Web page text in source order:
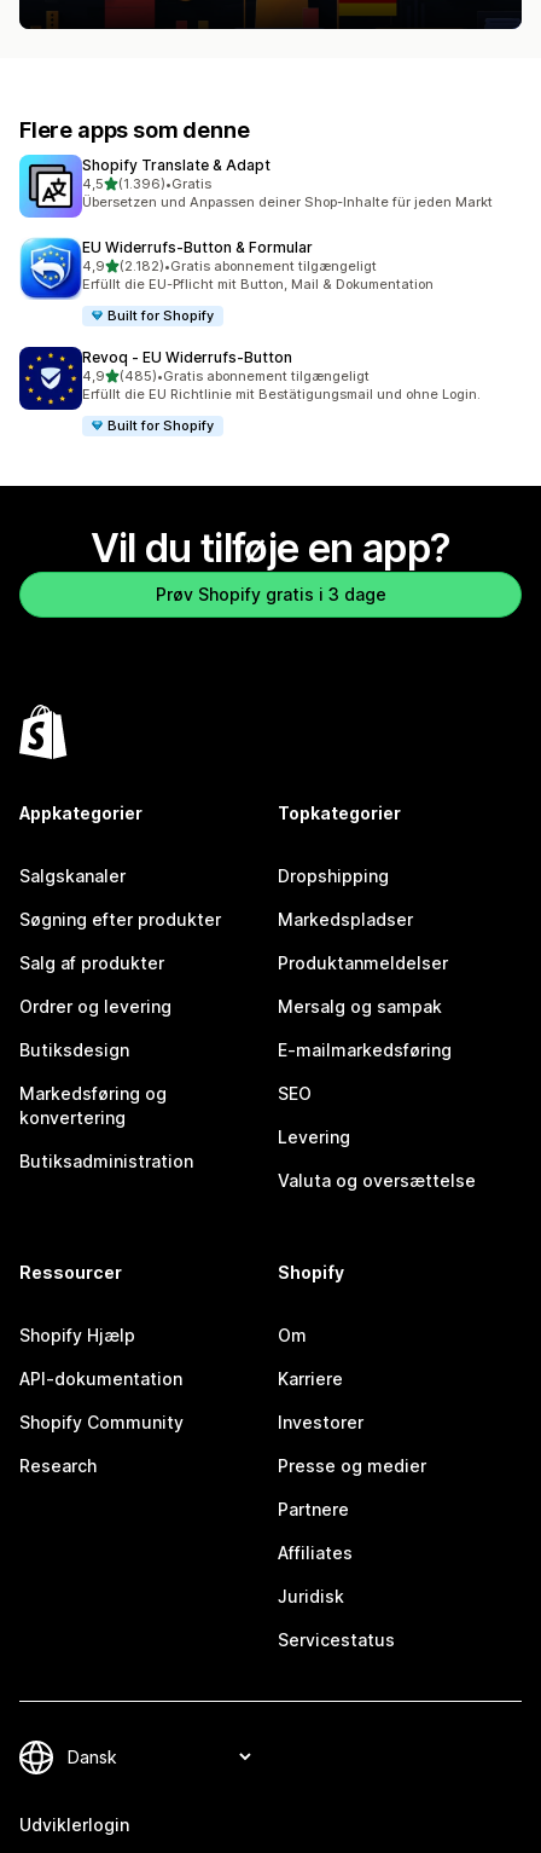
Flere apps som denne
Shopify Translate & Adapt
4,5ud af 5 stjerner
(1.396)
1396 anmeldelser i alt
•Gratis
Übersetzen und Anpassen deiner Shop-Inhalte für jeden Markt
EU Widerrufs‑Button & Formular
4,9ud af 5 stjerner
(2.182)
2182 anmeldelser i alt
•Gratis abonnement tilgængeligt
Erfüllt die EU-Pflicht mit Button, Mail & Dokumentation
Built for Shopify
Revoq ‑ EU Widerrufs‑Button
4,9ud af 5 stjerner
(485)
485 anmeldelser i alt
•Gratis abonnement tilgængeligt
Erfüllt die EU Richtlinie mit Bestätigungsmail und ohne Login.
Built for Shopify
Vil du tilføje en app?
Prøv Shopify gratis i 3 dage
Appkategorier
Salgskanaler
Søgning efter produkter
Salg af produkter
Ordrer og levering
Butiksdesign
Markedsføring og
konvertering
Butiksadministration
Topkategorier
Dropshipping
Markedspladser
Produktanmeldelser
Mersalg og sampak
E-mailmarkedsføring
SEO
Levering
Valuta og oversættelse
Ressourcer
Shopify Hjælp
API-dokumentation
Shopify Community
Research
Shopify
Om
Karriere
Investorer
Presse og medier
Partnere
Affiliates
Juridisk
Servicestatus
Udviklerlogin